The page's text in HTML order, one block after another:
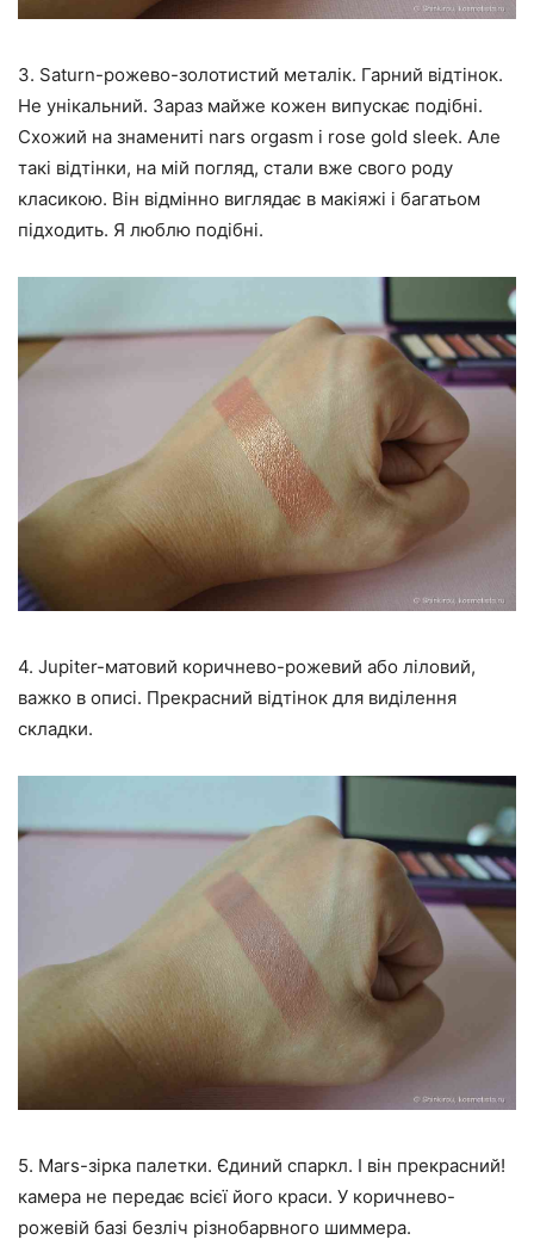
3. Saturn-рожево-золотистий металік. Гарний відтінок.
Не унікальний. Зараз майже кожен випускає подібні.
Схожий на знамениті nars orgasm і rose gold sleek. Але
такі відтінки, на мій погляд, стали вже свого роду
класикою. Він відмінно виглядає в макіяжі і багатьом
підходить. Я люблю подібні.
4. Jupiter-матовий коричнево-рожевий або ліловий,
важко в описі. Прекрасний відтінок для виділення
складки.
5. Mars-зірка палетки. Єдиний спаркл. І він прекрасний!
камера не передає всієї його краси. У коричнево-
рожевій базі безліч різнобарвного шиммера.